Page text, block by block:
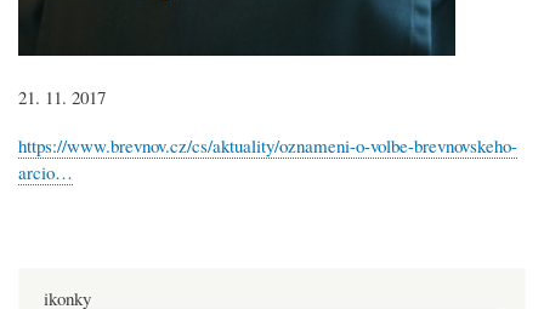
21. 11. 2017
https://www.brevnov.cz/cs/aktuality/oznameni-o-volbe-brevnovskeho-
arcio…
ikonky